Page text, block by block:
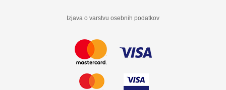
Izjava o varstvu osebnih podatkov